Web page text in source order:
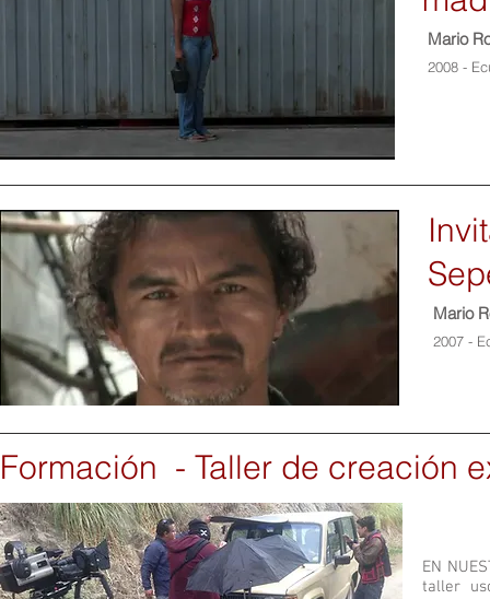
2008 -
Mario
Mario
2007 -
Formación - Taller de creación
EN
taller